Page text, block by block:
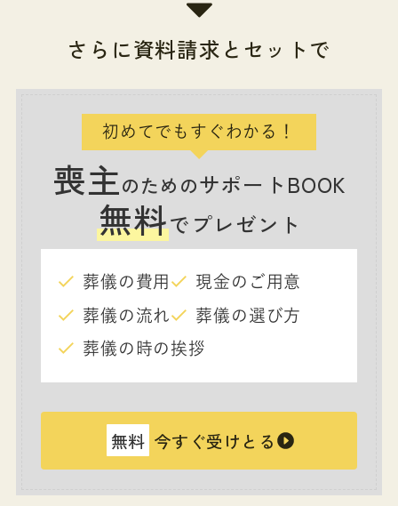
さらに資料請求とセットで
初めてでもすぐわかる！
喪主のためのサポートBOOK
無料でプレゼント
葬儀の費用
現金のご用意
葬儀の流れ
葬儀の選び方
葬儀の時の挨拶
無料 今すぐ受けとる